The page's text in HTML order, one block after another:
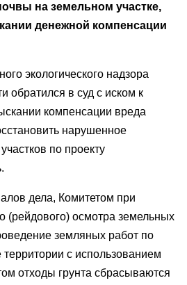
на земельном участке,
денежной компенсации
экологического надзора
обратился в суд с иском к
компенсации вреда
нарушенное
по проекту
дела, Комитетом при
(рейдового) осмотра земельных
земляных работ по
с использованием
отходы грунта сбрасываются